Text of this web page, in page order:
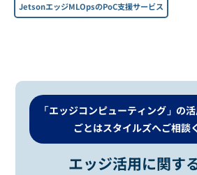
JetsonエッジMLOpsのPoC支援サービス
「エッジコンピューティング」の
ごとはスタイルズへご相談
エッジ活用に関す